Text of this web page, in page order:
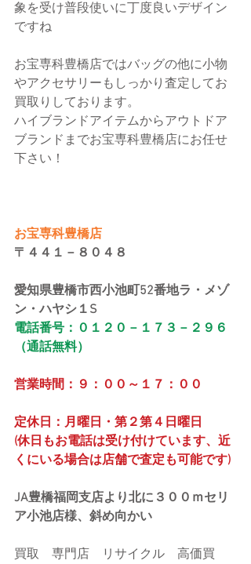
象を受け普段使いに丁度良いデザイン
ですね
お宝専科豊橋店ではバッグの他に小物
やアクセサリーもしっかり査定してお
買取りしております。
ハイブランドアイテムからアウトドア
ブランドまでお宝専科豊橋店にお任せ
下さい！
お宝専科豊橋店
〒４４１－８０４８
愛知県豊橋市西小池町52番地ラ・メゾ
ン・ハヤシ１S
電話番号：０１２０－１７３－２９６
（通話無料）
営業時間：９：００～１７：００
定休日：月曜日・第２第４日曜日
(休日もお電話は受け付けています、近
くにいる場合は店舗で査定も可能です)
JA豊橋福岡支店より北に３００ｍセリ
ア小池店様、斜め向かい
買取　専門店　リサイクル　高価買